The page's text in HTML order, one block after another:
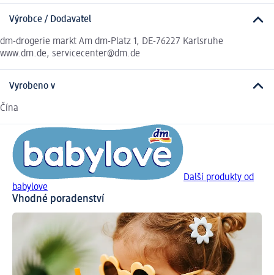
Výrobce / Dodavatel
dm-drogerie markt Am dm-Platz 1, DE-76227 Karlsruhe
www.dm.de, servicecenter@dm.de
Vyrobeno v
Čína
Další produkty od
babylove
Vhodné poradenství